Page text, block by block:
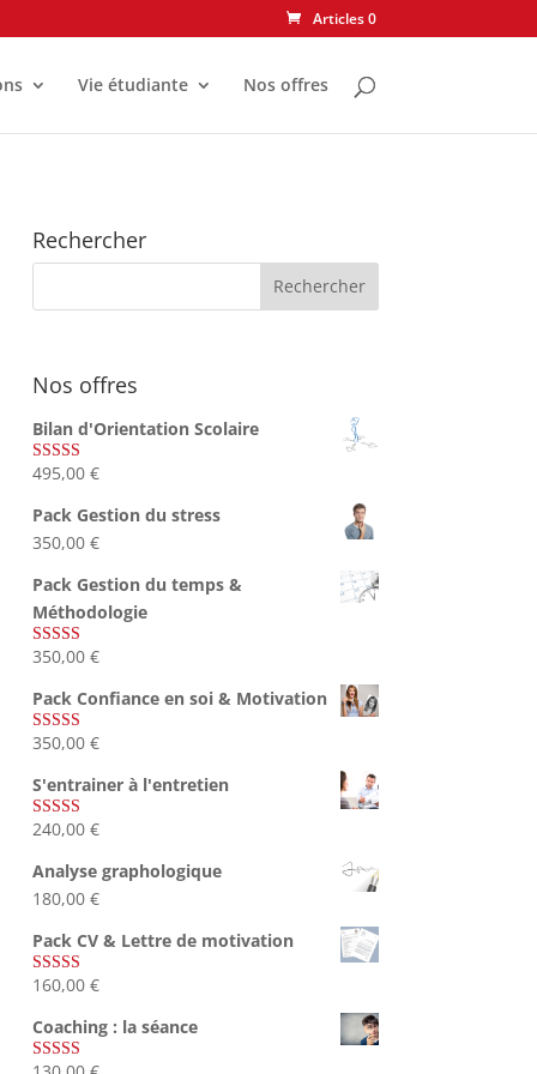
Articles 0
Vie étudiante Nos offres
Rechercher
Nos offres
Bilan d'Orientation Scolaire
Note4.75
495,00 €
Pack Gestion du stress
350,00 €
Pack Gestion du temps &
Méthodologie
Note5.00
350,00 €
Pack Confiance en soi & Motivation
Note5.00
350,00 €
S'entrainer à l'entretien
Note4.83
240,00 €
Analyse graphologique
180,00 €
Pack CV & Lettre de motivation
Note5.00
160,00 €
Coaching : la séance